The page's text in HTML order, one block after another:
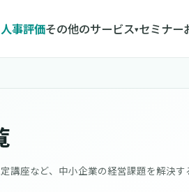
事評価その他のサービス▾セミナー
講座など、中小企業の経営課題を解決